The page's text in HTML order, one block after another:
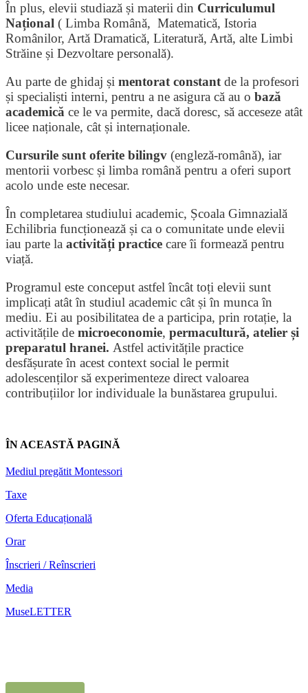
În plus, elevii studiază și materii din Curriculumul
Național ( Limba Română, Matematică, Istoria
Românilor, Artă Dramatică, Literatură, Artă, alte Limbi
Străine și Dezvoltare personală).
Au parte de ghidaj și mentorat constant de la profesori
și specialiști interni, pentru a ne asigura că au o bază
academică ce le va permite, dacă doresc, să acceseze atât
licee naționale, cât și internaționale.
Cursurile sunt oferite bilingv (engleză-română), iar
mentorii vorbesc și limba română pentru a oferi suport
acolo unde este necesar.
În completarea studiului academic, Școala Gimnazială
Echilibria funcționează și ca o comunitate unde elevii
iau parte la activități practice care îi formează pentru
viață.
Programul este conceput astfel încât toți elevii sunt
implicați atât în studiul academic cât și în munca în
mediu. Ei au posibilitatea de a participa, prin rotație, la
activitățile de microeconomie, permacultură, atelier și
preparatul hranei. Astfel activitățile practice
desfășurate în acest context social le permit
adolescenților să experimenteze direct valoarea
contribuțiilor lor individuale la bunăstarea grupului.
ÎN ACEASTĂ PAGINĂ
Mediul pregătit Montessori
Taxe
Oferta Educațională
Orar
Înscrieri / Reînscrieri
Media
MuseLETTER